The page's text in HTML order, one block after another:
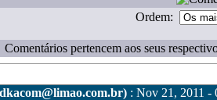
Ordem:
Comentários pertencem aos seus
: Nov 21, 2011 -